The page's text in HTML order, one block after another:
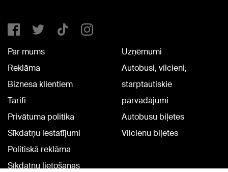
Par mums
Reklāma
Biznesa klientiem
Tarifi
Privātuma politika
Sīkdatņu iestatījumi
Politiskā reklāma
Sīkdatņu lietošanas
Uzņēmumi
Autobusi, vilcieni,
starptautiskie
pārvadājumi
Autobusu biļetes
Vilcienu biļetes